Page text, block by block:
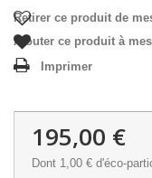
Retirer ce produit de
Ajouter ce produit à
Imprimer
195,00 €
Dont 1,00 € d'éco-